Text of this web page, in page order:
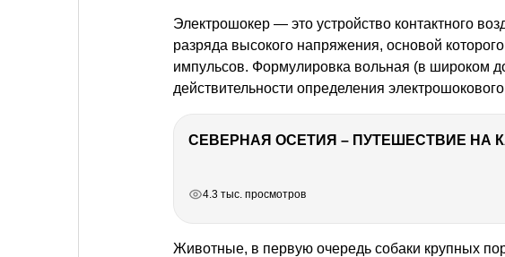
Электрошокер — это устройство контактного
разряда высокого напряжения, основой
импульсов. Формулировка вольная (в широком
действительности определения
СЕВЕРНАЯ ОСЕТИЯ – ПУТЕШЕСТВИЕ НА
4.3 тыс. просмотров
Животные, в первую очередь собаки крупных